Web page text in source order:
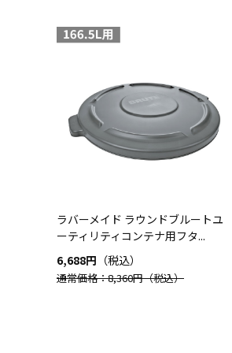
ラバーメイド ラウンドブルートユ
ーティリティコンテナ用フタ...
6,688円 （税込）
通常価格：8,360円（税込）